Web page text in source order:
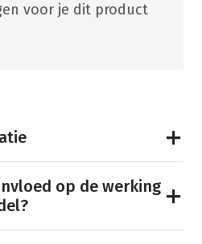
voor je dit product
op de werking